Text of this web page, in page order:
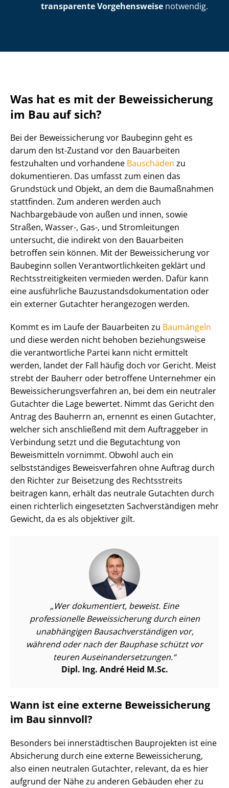
transparente Vorgehensweise notwendig.
Was hat es mit der Beweissicherung
im Bau auf sich?
Bei der Beweissicherung vor Baubeginn geht es
darum den Ist-Zustand vor den Bauarbeiten
festzuhalten und vorhandene Bauschäden zu
dokumentieren. Das umfasst zum einen das
Grundstück und Objekt, an dem die Baumaßnahmen
stattfinden. Zum anderen werden auch
Nachbargebäude von außen und innen, sowie
Straßen, Wasser-, Gas-, und Stromleitungen
untersucht, die indirekt von den Bauarbeiten
betroffen sein können. Mit der Beweissicherung vor
Baubeginn sollen Ver­ant­wort­lich­kei­ten geklärt und
Rechts­strei­tig­kei­ten vermieden werden. Dafür kann
eine ausführliche Bau­zu­stands­do­ku­men­ta­ti­on oder
ein externer Gutachter herangezogen werden.
Kommt es im Laufe der Bauarbeiten zu Baumängeln
und diese werden nicht behoben beziehungsweise
die verantwortliche Partei kann nicht ermittelt
werden, landet der Fall häufig doch vor Gericht. Meist
strebt der Bauherr oder betroffene Unternehmer ein
Be­weis­si­che­rungs­ver­fah­ren an, bei dem ein neutraler
Gutachter die Lage bewertet. Nimmt das Gericht den
Antrag des Bauherrn an, ernennt es einen Gutachter,
welcher sich anschließend mit dem Auftraggeber in
Verbindung setzt und die Begutachtung von
Beweismitteln vornimmt. Obwohl auch ein
selbstständiges Beweisverfahren ohne Auftrag durch
den Richter zur Beisetzung des Rechtsstreits
beitragen kann, erhält das neutrale Gutachten durch
einen richterlich eingesetzten Sach­ver­stän­di­gen mehr
Gewicht, da es als objektiver gilt.
Wer dokumentiert, beweist. Eine
professionelle Beweissicherung durch einen
unabhängigen Bau­sach­ver­stän­di­gen vor,
während oder nach der Bauphase schützt vor
teuren Aus­ein­an­der­set­zun­gen.
Dipl. Ing. André Heid M.Sc.
Wann ist eine externe Beweissicherung
im Bau sinnvoll?
Besonders bei in­ner­städ­ti­schen Bauprojekten ist eine
Absicherung durch eine externe Beweissicherung,
also einen neutralen Gutachter, relevant, da es hier
aufgrund der Nähe zu anderen Gebäuden eher zu